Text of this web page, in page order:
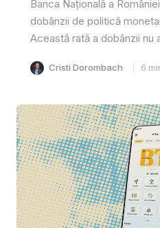
Banca Națională a
dobânzii de politică
Această rată a dobânzii nu
Cristi Dorombach 6